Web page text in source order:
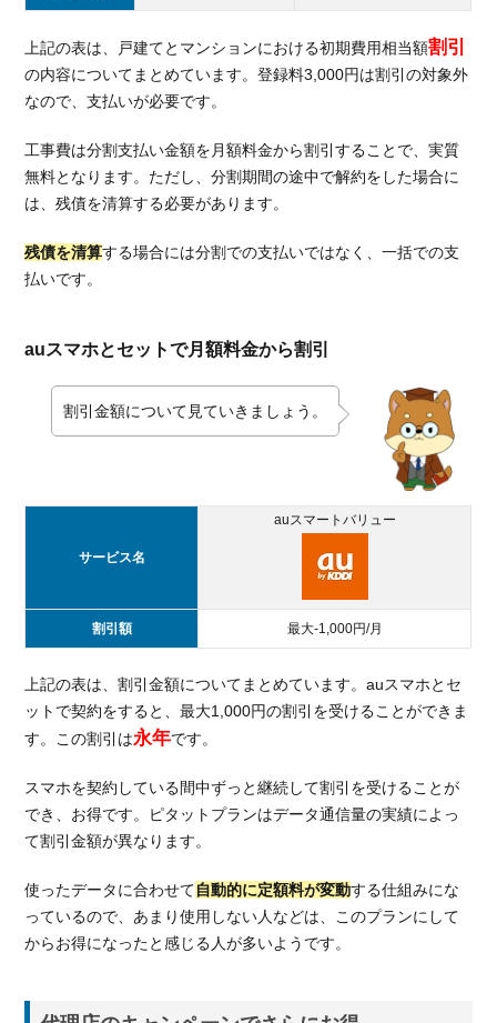
上記の表は、戸建てとマンションにおける初期費用相当額割引
の内容についてまとめています。登録料3,000円は割引の対象外
なので、支払いが必要です。
工事費は分割支払い金額を月額料金から割引することで、実質
無料となります。ただし、分割期間の途中で解約をした場合に
は、残債を清算する必要があります。
残債を清算する場合には分割での支払いではなく、一括での支
払いです。
auスマホとセットで月額料金から割引
割引金額について見ていきましょう。
サービス名
auスマートバリュー
割引額 最大-1,000円/月
上記の表は、割引金額についてまとめています。auスマホとセ
ットで契約をすると、最大1,000円の割引を受けることができま
す。この割引は永年です。
スマホを契約している間中ずっと継続して割引を受けることが
でき、お得です。ピタットプランはデータ通信量の実績によっ
て割引金額が異なります。
使ったデータに合わせて自動的に定額料が変動する仕組みにな
っているので、あまり使用しない人などは、このプランにして
からお得になったと感じる人が多いようです。